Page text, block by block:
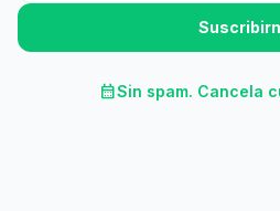
calendar_monthSin spam. Cancela